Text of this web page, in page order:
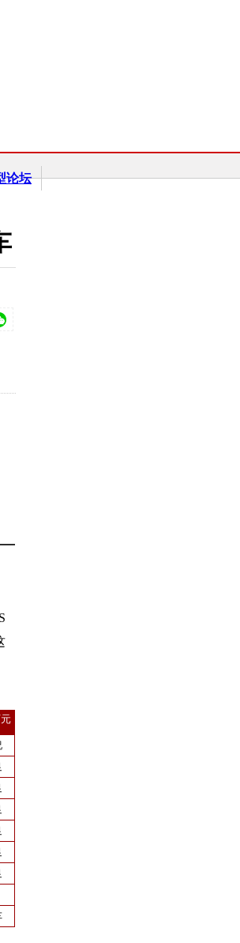
论坛